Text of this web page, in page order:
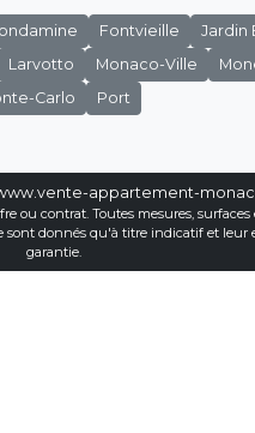
Fontvieille
Jardin
Larvotto Monaco-Ville
Carlo
Port
appartement-
ou contrat. Toutes mesures, surfaces
sont donnés qu'à titre indicatif et leur
garantie.